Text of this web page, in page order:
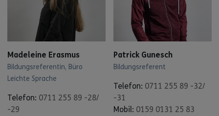
Madeleine Erasmus
Bildungsreferentin, Büro
Leichte Sprache
Telefon: 0711 255 89 -28/
-29
Patrick Gunesch
Bildungsreferent
Telefon: 0711 255 89 -32/
-31
Mobil: 0159 0131 25 83